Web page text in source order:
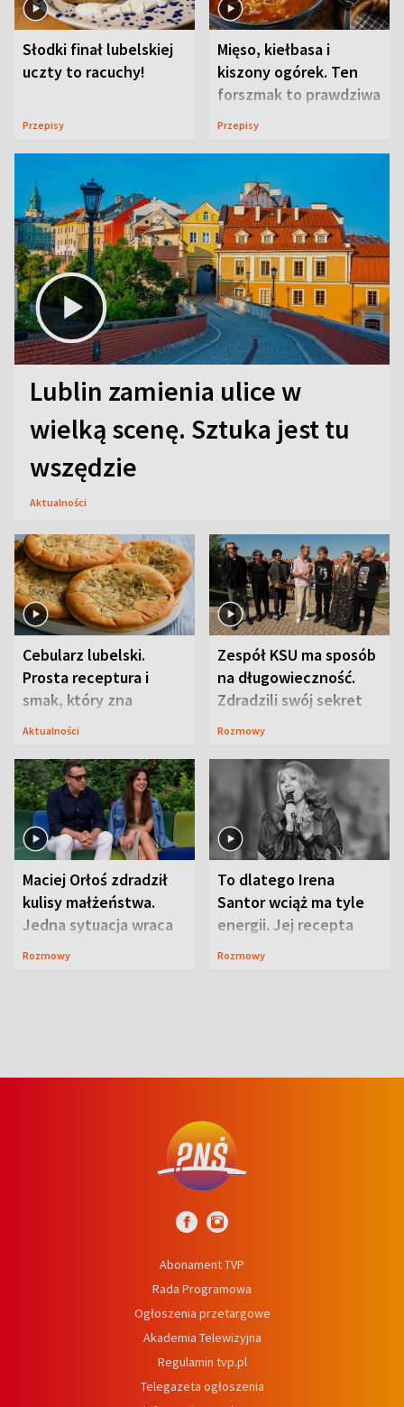
Słodki finał lubelskiej
uczty to racuchy!
Przepisy
Mięso, kiełbasa i
kiszony ogórek. Ten
forszmak to prawdziwa
uczta
Przepisy
Lublin zamienia ulice w
wielką scenę. Sztuka jest tu
wszędzie
Aktualności
Cebularz lubelski.
Prosta receptura i
smak, który zna
Lubelszczyzna
Aktualności
Zespół KSU ma sposób
na długowieczność.
Zdradzili swój sekret
Rozmowy
Maciej Orłoś zdradził
kulisy małżeństwa.
Jedna sytuacja wraca
jak bumerang
Rozmowy
To dlatego Irena
Santor wciąż ma tyle
energii. Jej recepta
jest zaskakująco
Rozmowy
Abonament TVP
Rada Programowa
Ogłoszenia przetargowe
Akademia Telewizyjna
Regulamin tvp.pl
Telegazeta ogłoszenia